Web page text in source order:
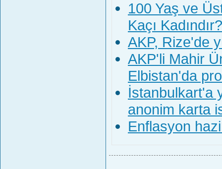
100 Yaş ve
Kaçı Kadındır?
AKP, Rize'de
AKP'li Mahir
Elbistan'da
İstanbulkart'a
anonim karta
Enflasyon